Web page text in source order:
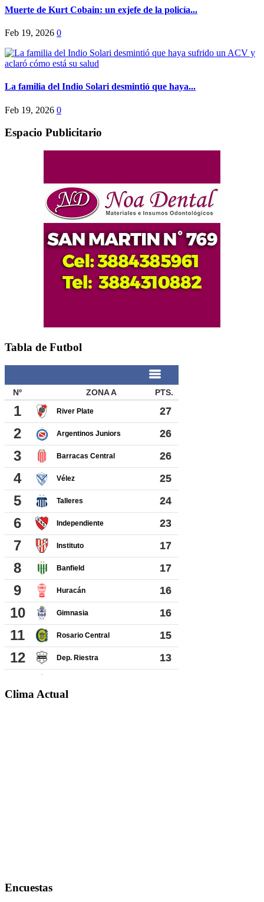
Muerte de Kurt Cobain: un exjefe de la policía...
Feb 19, 2026 0
La familia del Indio Solari desmintió que haya...
Feb 19, 2026 0
Espacio Publicitario
Tabla de Futbol
Clima Actual
Encuestas